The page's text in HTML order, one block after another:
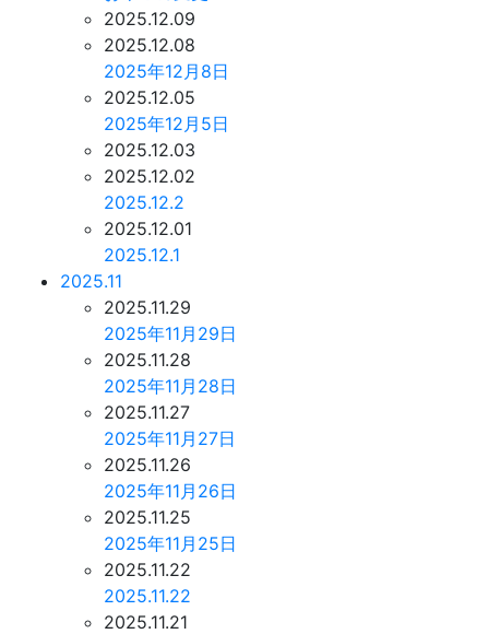
2025.12.09
2025.12.08
2025年12月8日
2025.12.05
2025年12月5日
2025.12.03
2025.12.02
2025.12.2
2025.12.01
2025.12.1
2025.11
2025.11.29
2025年11月29日
2025.11.28
2025年11月28日
2025.11.27
2025年11月27日
2025.11.26
2025年11月26日
2025.11.25
2025年11月25日
2025.11.22
2025.11.22
2025.11.21